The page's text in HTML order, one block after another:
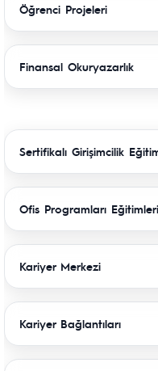
Öğrenci Projeleri
Finansal Okuryazarlık
Sertifikalı Girişimcilik
Ofis Programları Eğitimleri
Kariyer Merkezi
Kariyer Bağlantıları